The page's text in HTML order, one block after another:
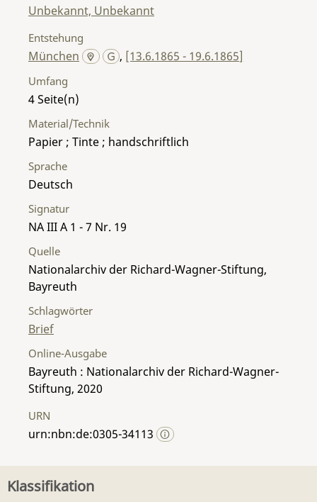
Unbekannt, Unbekannt
Entstehung
München , [13.6.1865 - 19.6.1865]
Umfang
4
Material/Technik
Papier ; Tinte ; handschriftlich
Sprache
Deutsch
Signatur
NA III A 1 - 7 Nr. 19
Quelle
Nationalarchiv der Richard-Wagner-Stiftung,
Bayreuth
Schlagwörter
Brief
Online-Ausgabe
Bayreuth : Nationalarchiv der Richard-Wagner-
Stiftung, 2020
URN
urn:nbn:de:0305-34113
Klassifikation